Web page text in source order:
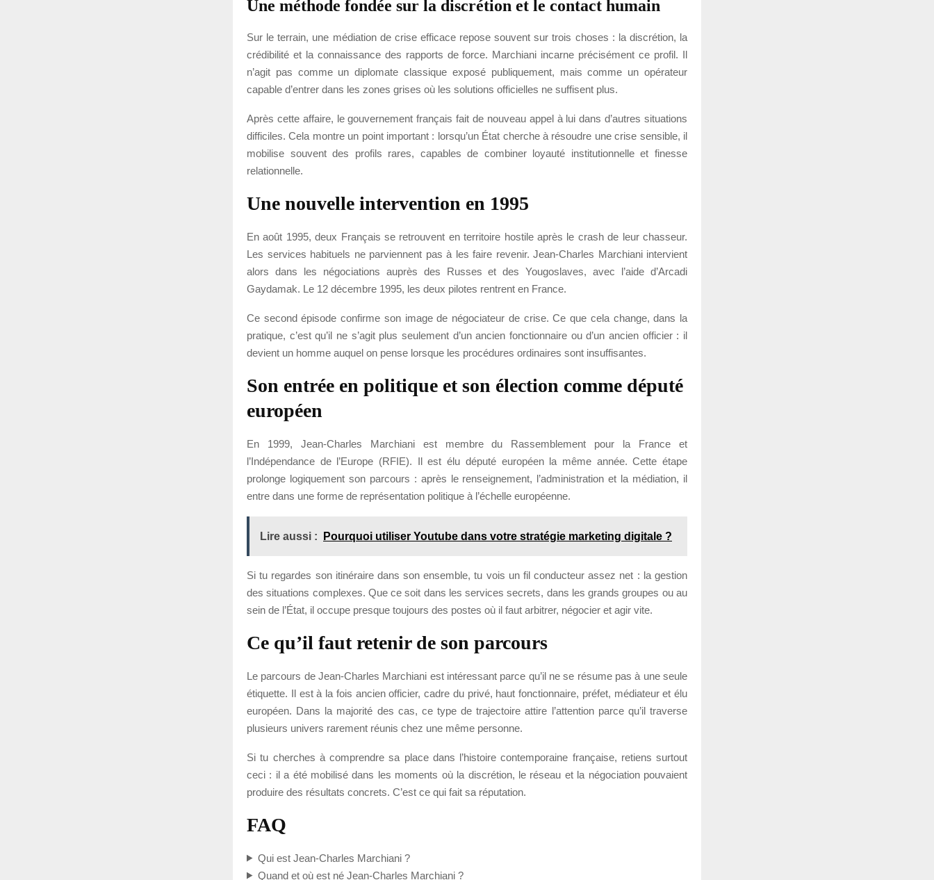
Une méthode fondée sur la discrétion et le contact humain
Sur le terrain, une médiation de crise efficace repose souvent sur trois choses : la discrétion, la
crédibilité et la connaissance des rapports de force. Marchiani incarne précisément ce profil. Il
n’agit pas comme un diplomate classique exposé publiquement, mais comme un opérateur
capable d’entrer dans les zones grises où les solutions officielles ne suffisent plus.
Après cette affaire, le gouvernement français fait de nouveau appel à lui dans d’autres situations
difficiles. Cela montre un point important : lorsqu’un État cherche à résoudre une crise sensible, il
mobilise souvent des profils rares, capables de combiner loyauté institutionnelle et finesse
relationnelle.
Une nouvelle intervention en 1995
En août 1995, deux Français se retrouvent en territoire hostile après le crash de leur chasseur.
Les services habituels ne parviennent pas à les faire revenir. Jean-Charles Marchiani intervient
alors dans les négociations auprès des Russes et des Yougoslaves, avec l’aide d’Arcadi
Gaydamak. Le 12 décembre 1995, les deux pilotes rentrent en France.
Ce second épisode confirme son image de négociateur de crise. Ce que cela change, dans la
pratique, c’est qu’il ne s’agit plus seulement d’un ancien fonctionnaire ou d’un ancien officier : il
devient un homme auquel on pense lorsque les procédures ordinaires sont insuffisantes.
Son entrée en politique et son élection comme député
européen
En 1999, Jean-Charles Marchiani est membre du Rassemblement pour la France et
l’Indépendance de l’Europe (RFIE). Il est élu député européen la même année. Cette étape
prolonge logiquement son parcours : après le renseignement, l’administration et la médiation, il
entre dans une forme de représentation politique à l’échelle européenne.
Lire aussi : Pourquoi utiliser Youtube dans votre stratégie marketing digitale ?
Si tu regardes son itinéraire dans son ensemble, tu vois un fil conducteur assez net : la gestion
des situations complexes. Que ce soit dans les services secrets, dans les grands groupes ou au
sein de l’État, il occupe presque toujours des postes où il faut arbitrer, négocier et agir vite.
Ce qu’il faut retenir de son parcours
Le parcours de Jean-Charles Marchiani est intéressant parce qu’il ne se résume pas à une seule
étiquette. Il est à la fois ancien officier, cadre du privé, haut fonctionnaire, préfet, médiateur et élu
européen. Dans la majorité des cas, ce type de trajectoire attire l’attention parce qu’il traverse
plusieurs univers rarement réunis chez une même personne.
Si tu cherches à comprendre sa place dans l’histoire contemporaine française, retiens surtout
ceci : il a été mobilisé dans les moments où la discrétion, le réseau et la négociation pouvaient
produire des résultats concrets. C’est ce qui fait sa réputation.
FAQ
Qui est Jean-Charles Marchiani ?
Quand et où est né Jean-Charles Marchiani ?